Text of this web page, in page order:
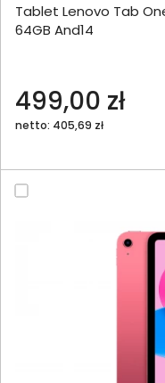
Tablet Lenovo Tab
64GB And14
499,00 zł
netto: 405,69 zł